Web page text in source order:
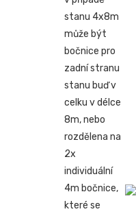
stanu 4x8m
může být
bočnice pro
zadní stranu
stanu buď v
celku v délce
8m, nebo
rozdělena na
2x
individuální
4m bočnice,
které se